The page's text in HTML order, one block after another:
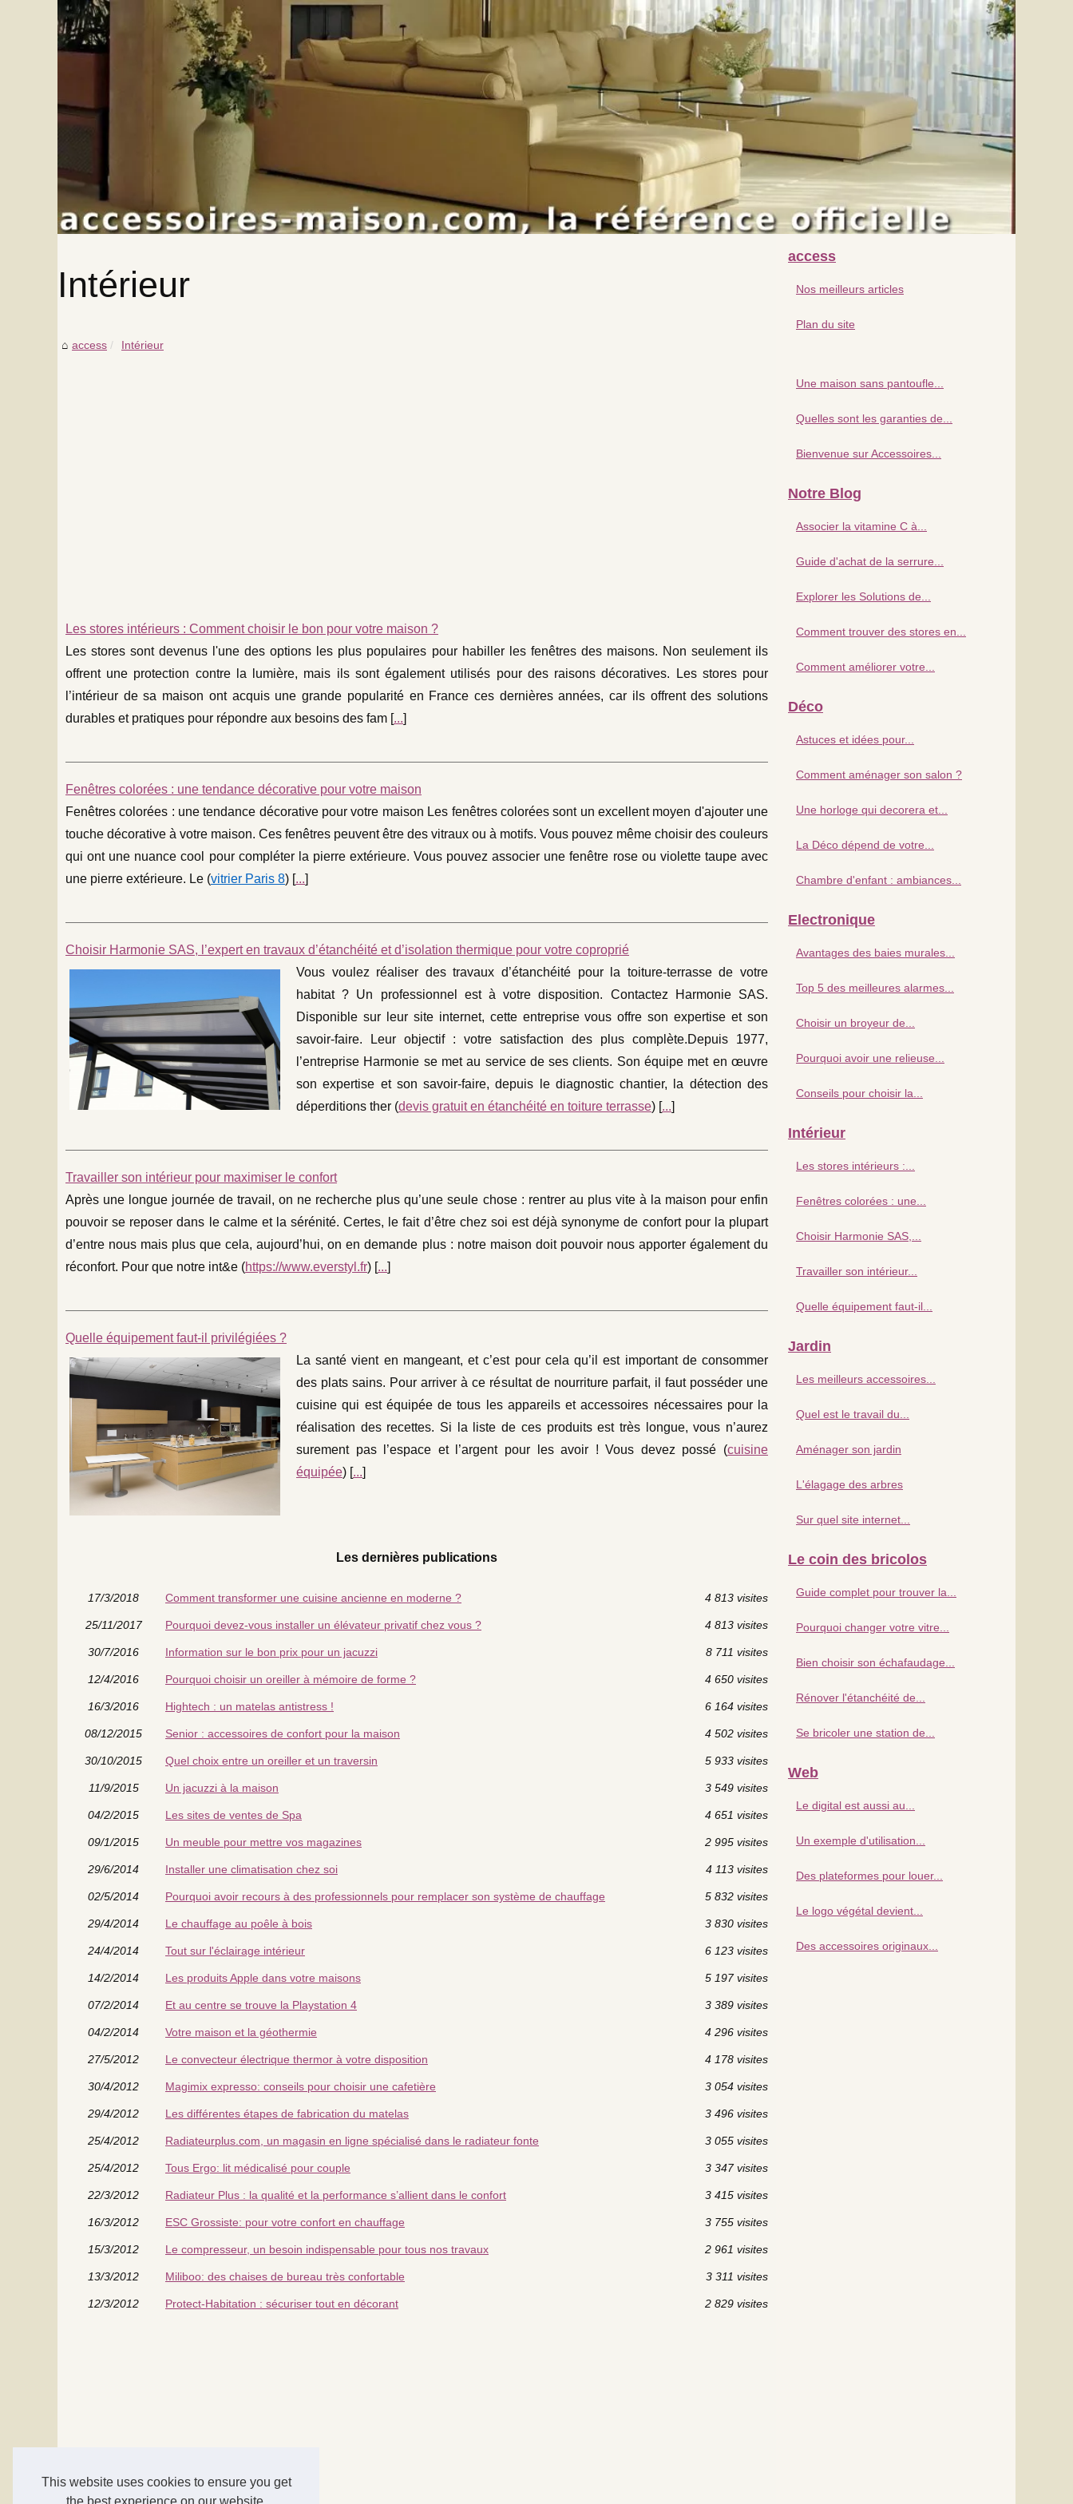
This website uses cookies to ensure you get
Intérieur
access Intérieur
Les stores intérieurs : Comment choisir le bon pour votre maison ?
Les stores sont devenus l'une des options les plus populaires pour habiller les fenêtres des maisons. Non seulement ils
offrent une protection contre la lumière, mais ils sont également utilisés pour des raisons décoratives. Les stores pour
l’intérieur de sa maison ont acquis une grande popularité en France ces dernières années, car ils offrent des solutions
durables et pratiques pour répondre aux besoins des fam [...]
Fenêtres colorées : une tendance décorative pour votre maison
Fenêtres colorées : une tendance décorative pour votre maison Les fenêtres colorées sont un excellent moyen d'ajouter une
touche décorative à votre maison. Ces fenêtres peuvent être des vitraux ou à motifs. Vous pouvez même choisir des couleurs
qui ont une nuance cool pour compléter la pierre extérieure. Vous pouvez associer une fenêtre rose ou violette taupe avec
une pierre extérieure. Le (vitrier Paris 8) [...]
Choisir Harmonie SAS, l’expert en travaux d’étanchéité et d’isolation thermique pour votre coproprié
Vous voulez réaliser des travaux d’étanchéité pour la toiture-terrasse de votre
habitat ? Un professionnel est à votre disposition. Contactez Harmonie SAS.
Disponible sur leur site internet, cette entreprise vous offre son expertise et son
savoir-faire. Leur objectif : votre satisfaction des plus complète.Depuis 1977,
l’entreprise Harmonie se met au service de ses clients. Son équipe met en œuvre
son expertise et son savoir-faire, depuis le diagnostic chantier, la détection des
déperditions ther (devis gratuit en étanchéité en toiture terrasse) [...]
Travailler son intérieur pour maximiser le confort
Après une longue journée de travail, on ne recherche plus qu’une seule chose : rentrer au plus vite à la maison pour enfin
pouvoir se reposer dans le calme et la sérénité. Certes, le fait d’être chez soi est déjà synonyme de confort pour la plupart
d’entre nous mais plus que cela, aujourd’hui, on en demande plus : notre maison doit pouvoir nous apporter également du
réconfort. Pour que notre int&e (https://www.everstyl.fr) [...]
Quelle équipement faut-il privilégiées ?
La santé vient en mangeant, et c’est pour cela qu’il est important de consommer
des plats sains. Pour arriver à ce résultat de nourriture parfait, il faut posséder une
cuisine qui est équipée de tous les appareils et accessoires nécessaires pour la
réalisation des recettes. Si la liste de ces produits est très longue, vous n’aurez
surement pas l’espace et l’argent pour les avoir ! Vous devez possé (cuisine
équipée) [...]
Les dernières publications
17/3/2018 Comment transformer une cuisine ancienne en moderne ? 4 813 visites
25/11/2017 Pourquoi devez-vous installer un élévateur privatif chez vous ? 4 813 visites
30/7/2016 Information sur le bon prix pour un jacuzzi 8 711 visites
12/4/2016 Pourquoi choisir un oreiller à mémoire de forme ? 4 650 visites
16/3/2016 Hightech : un matelas antistress ! 6 164 visites
08/12/2015 Senior : accessoires de confort pour la maison 4 502 visites
30/10/2015 Quel choix entre un oreiller et un traversin 5 933 visites
11/9/2015 Un jacuzzi à la maison 3 549 visites
04/2/2015 Les sites de ventes de Spa 4 651 visites
09/1/2015 Un meuble pour mettre vos magazines 2 995 visites
29/6/2014 Installer une climatisation chez soi 4 113 visites
02/5/2014 Pourquoi avoir recours à des professionnels pour remplacer son système de chauffage 5 832 visites
29/4/2014 Le chauffage au poêle à bois 3 830 visites
24/4/2014 Tout sur l'éclairage intérieur 6 123 visites
14/2/2014 Les produits Apple dans votre maisons 5 197 visites
07/2/2014 Et au centre se trouve la Playstation 4 3 389 visites
04/2/2014 Votre maison et la géothermie 4 296 visites
27/5/2012 Le convecteur électrique thermor à votre disposition 4 178 visites
30/4/2012 Magimix expresso: conseils pour choisir une cafetière 3 054 visites
29/4/2012 Les différentes étapes de fabrication du matelas 3 496 visites
25/4/2012 Radiateurplus.com, un magasin en ligne spécialisé dans le radiateur fonte 3 055 visites
25/4/2012 Tous Ergo: lit médicalisé pour couple 3 347 visites
22/3/2012 Radiateur Plus : la qualité et la performance s’allient dans le confort 3 415 visites
16/3/2012 ESC Grossiste: pour votre confort en chauffage 3 755 visites
15/3/2012 Le compresseur, un besoin indispensable pour tous nos travaux 2 961 visites
13/3/2012 Miliboo: des chaises de bureau très confortable 3 311 visites
12/3/2012 Protect-Habitation : sécuriser tout en décorant 2 829 visites
access
Nos meilleurs articles
Plan du site
Une maison sans pantoufle...
Quelles sont les garanties de...
Bienvenue sur Accessoires...
Notre Blog
Associer la vitamine C à...
Guide d'achat de la serrure...
Explorer les Solutions de...
Comment trouver des stores en...
Comment améliorer votre...
Déco
Astuces et idées pour...
Comment aménager son salon ?
Une horloge qui decorera et...
La Déco dépend de votre...
Chambre d'enfant : ambiances...
Electronique
Avantages des baies murales...
Top 5 des meilleures alarmes...
Choisir un broyeur de...
Pourquoi avoir une relieuse...
Conseils pour choisir la...
Intérieur
Les stores intérieurs :...
Fenêtres colorées : une...
Choisir Harmonie SAS,...
Travailler son intérieur...
Quelle équipement faut-il...
Jardin
Les meilleurs accessoires...
Quel est le travail du...
Aménager son jardin
L'élagage des arbres
Sur quel site internet...
Le coin des bricolos
Guide complet pour trouver la...
Pourquoi changer votre vitre...
Bien choisir son échafaudage...
Rénover l'étanchéité de...
Se bricoler une station de...
Web
Le digital est aussi au...
Un exemple d'utilisation...
Des plateformes pour louer...
Le logo végétal devient...
Des accessoires originaux...